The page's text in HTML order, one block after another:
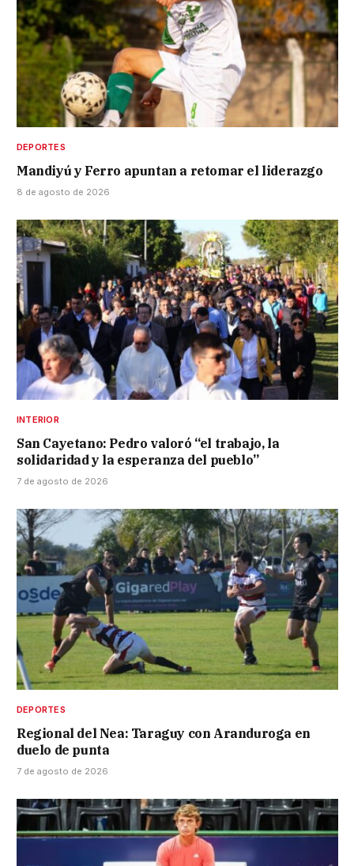
DEPORTES
Mandiyú y Ferro apuntan a retomar el liderazgo
8 de agosto de 2026
INTERIOR
San Cayetano: Pedro valoró “el trabajo, la
solidaridad y la esperanza del pueblo”
7 de agosto de 2026
DEPORTES
Regional del Nea: Taraguy con Aranduroga en
duelo de punta
7 de agosto de 2026